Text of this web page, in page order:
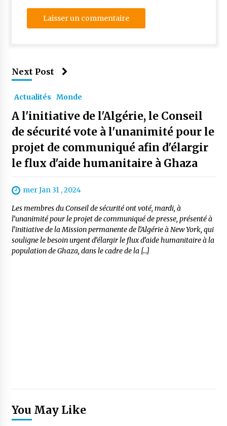
Next Post
Actualités Monde
A l'initiative de l'Algérie, le Conseil
de sécurité vote à l'unanimité pour le
projet de communiqué afin d'élargir
le flux d'aide humanitaire à Ghaza
mer Jan 31 , 2024
Les membres du Conseil de sécurité ont voté, mardi, à
l’unanimité pour le projet de communiqué de presse, présenté à
l’initiative de la Mission permanente de l’Algérie à New York, qui
souligne le besoin urgent d’élargir le flux d’aide humanitaire à la
population de Ghaza, dans le cadre de la […]
You May Like